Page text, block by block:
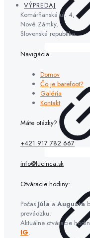
VÝPREDAJ
Komárňanská ul. 4,
Nové Zámky,
Slovenská republika
Navigácia
Domov
Čo je barefoot?
Galéria
Kontakt
Máte otázky?
+421 917 782 667
info@lucinca.sk
Otváracie hodiny:
Počas Júla a Augusta
prevádzku.
Aktuálne otváracie
IG.